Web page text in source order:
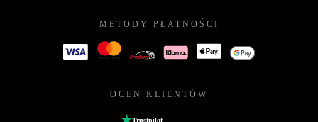
METODY PŁATNOŚCI
OCEN KLIENTÓW
Trustpilot